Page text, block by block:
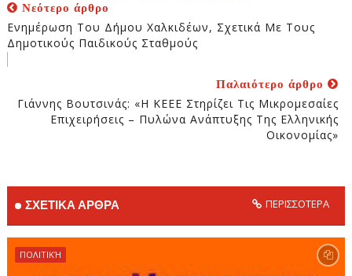
Νεότερο άρθρο
Ενημέρωση Του Δήμου Χαλκιδέων, Σχετικά Με Τους
Δημοτικούς Παιδικούς Σταθμούς
Παλαιότερο άρθρο
Γιάννης Βουτσινάς: «Η ΚΕΕΕ Στηρίζει Τις Μικρομεσαίες
Επιχειρήσεις – Πυλώνα Ανάπτυξης Της Ελληνικής
Οικονομίας»
ΣΧΕΤΙΚΑ ΑΡΘΡΑ ΠΕΡΙΣΣΟΤΕΡΑ
ΠΟΛΙΤΙΚΉ